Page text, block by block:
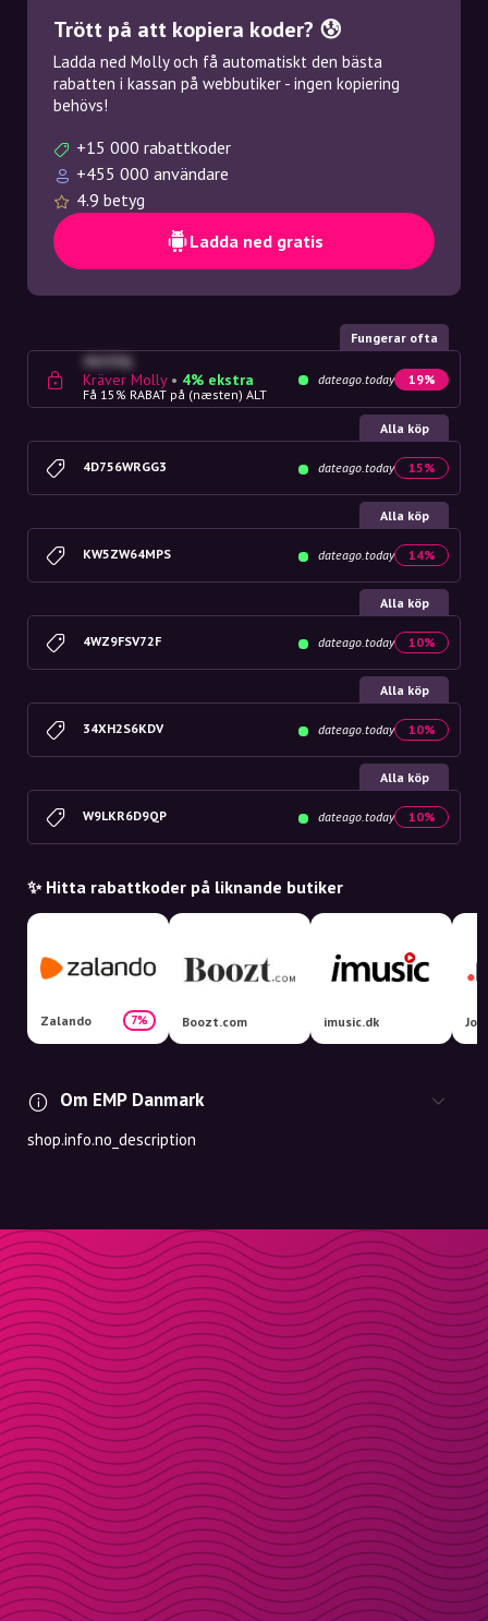
Trött på att kopiera koder? 😰
Ladda ned Molly och få automatiskt den bästa
rabatten i kassan på webbutiker - ingen kopiering
behövs!
+15 000 rabattkoder
+455 000 användare
4.9 betyg
Ladda ned gratis
Fungerar ofta
4G23SQ
Kräver Molly • 4% ekstra
Få 15% RABAT på (næsten) ALT
dateago.today 19%
Alla köp
4D756WRGG3 dateago.today 15%
Alla köp
KW5ZW64MPS dateago.today 14%
Alla köp
4WZ9FSV72F dateago.today 10%
Alla köp
34XH2S6KDV dateago.today 10%
Alla köp
W9LKR6D9QP dateago.today 10%
✨ Hitta rabattkoder på liknande butiker
Zalando 7% Boozt.com imusic.dk
Om EMP Danmark
shop.info.no_description